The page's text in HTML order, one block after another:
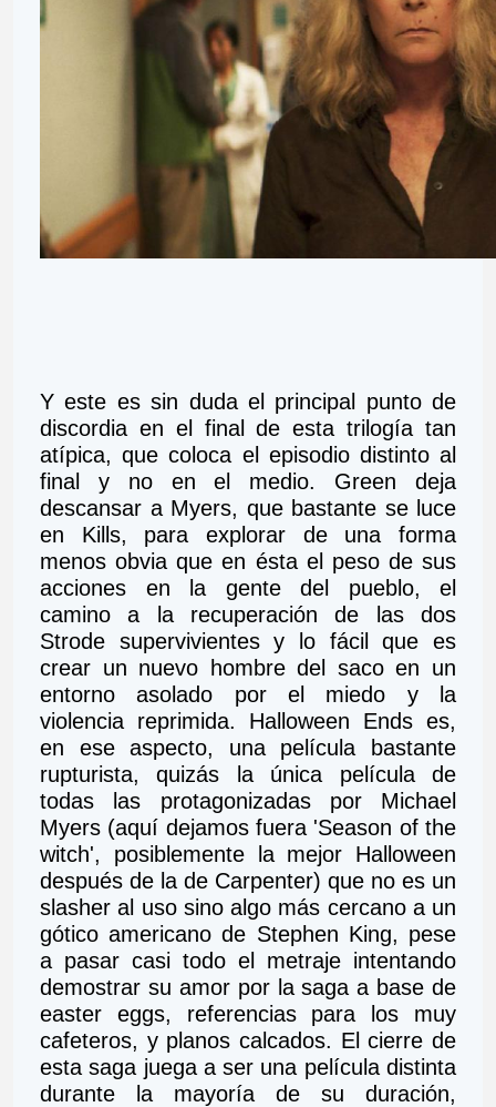
Y este es sin duda el principal punto de
discordia en el final de esta trilogía tan
atípica, que coloca el episodio distinto al
final y no en el medio. Green deja
descansar a Myers, que bastante se luce
en Kills, para explorar de una forma
menos obvia que en ésta el peso de sus
acciones en la gente del pueblo, el
camino a la recuperación de las dos
Strode supervivientes y lo fácil que es
crear un nuevo hombre del saco en un
entorno asolado por el miedo y la
violencia reprimida. Halloween Ends es,
en ese aspecto, una película bastante
rupturista, quizás la única película de
todas las protagonizadas por Michael
Myers (aquí dejamos fuera 'Season of the
witch', posiblemente la mejor Halloween
después de la de Carpenter) que no es un
slasher al uso sino algo más cercano a un
gótico americano de Stephen King, pese
a pasar casi todo el metraje intentando
demostrar su amor por la saga a base de
easter eggs, referencias para los muy
cafeteros, y planos calcados. El cierre de
esta saga juega a ser una película distinta
durante la mayoría de su duración,